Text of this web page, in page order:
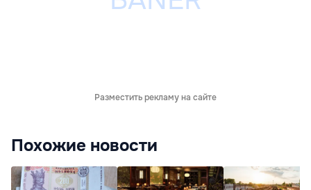
Разместить рекламу на сайте
Похожие новости